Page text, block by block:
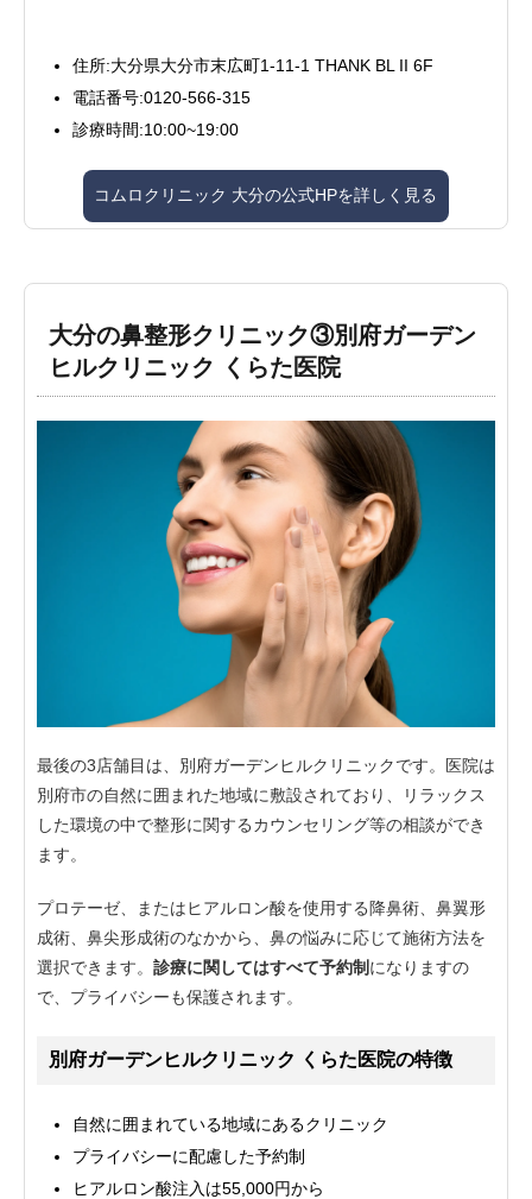
住所:大分県大分市末広町1-11-1 THANK BL II 6F
電話番号:0120-566-315
診療時間:10:00~19:00
コムロクリニック 大分の公式HPを詳しく見る
大分の鼻整形クリニック③別府ガーデン
ヒルクリニック くらた医院
最後の3店舗目は、別府ガーデンヒルクリニックです。医院は
別府市の自然に囲まれた地域に敷設されており、リラックス
した環境の中で整形に関するカウンセリング等の相談ができ
ます。
プロテーゼ、またはヒアルロン酸を使用する降鼻術、鼻翼形
成術、鼻尖形成術のなかから、鼻の悩みに応じて施術方法を
選択できます。 診療に関してはすべて予約制 になりますの
で、プライバシーも保護されます。
別府ガーデンヒルクリニック くらた医院の特徴
自然に囲まれている地域にあるクリニック
プライバシーに配慮した予約制
ヒアルロン酸注入は55,000円から